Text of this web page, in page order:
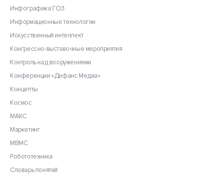
Инфографика ГОЗ
Информационные технологии
Искусственный интеллект
Конгрессно-выставочные мероприятия
Контроль над вооружениями
Конференции «Дифанс Медиа»
Концепты
Космос
МАКС
Маркетинг
МВМС
Робототехника
Словарь понятий